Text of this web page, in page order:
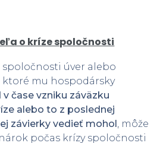
o kríze spoločnosti
úver alebo
mu hospodársky
v čase vzniku záväzku
alebo to z poslednej
závierky vedieť mohol, môže
počas krízy spoločnosti